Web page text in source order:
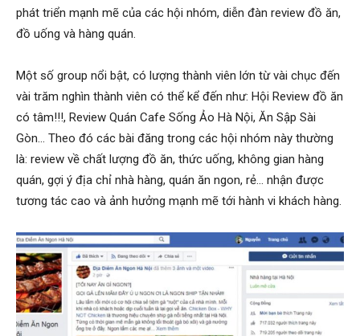
phát triển mạnh mẽ của các hội nhóm, diễn đàn review đồ ăn,
đồ uống và hàng quán.
Một số group nổi bật, có lượng thành viên lớn từ vài chục đến
vài trăm nghìn thành viên có thể kể đến như: Hội Review đồ ăn
có tâm!!!, Review Quán Cafe Sống Ảo Hà Nội, Ăn Sập Sài
Gòn… Theo đó các bài đăng trong các hội nhóm này thường
là: review về chất lượng đồ ăn, thức uống, không gian hàng
quán, gợi ý địa chỉ nhà hàng, quán ăn ngon, rẻ… nhận được
tương tác cao và ảnh hưởng mạnh mẽ tới hành vi khách hàng.